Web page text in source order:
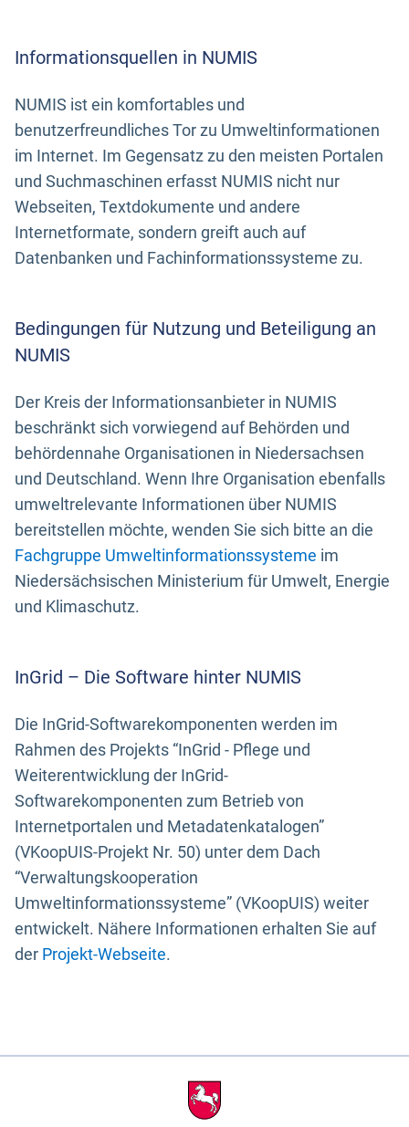
Informationsquellen in NUMIS
NUMIS ist ein komfortables und
benutzerfreundliches Tor zu Umweltinformationen
im Internet. Im Gegensatz zu den meisten Portalen
und Suchmaschinen erfasst NUMIS nicht nur
Webseiten, Textdokumente und andere
Internetformate, sondern greift auch auf
Datenbanken und Fachinformationssysteme zu.
Bedingungen für Nutzung und Beteiligung an
NUMIS
Der Kreis der Informationsanbieter in NUMIS
beschränkt sich vorwiegend auf Behörden und
behördennahe Organisationen in Niedersachsen
und Deutschland. Wenn Ihre Organisation ebenfalls
umweltrelevante Informationen über NUMIS
bereitstellen möchte, wenden Sie sich bitte an die
Fachgruppe Umweltinformationssysteme im
Niedersächsischen Ministerium für Umwelt, Energie
und Klimaschutz.
InGrid – Die Software hinter NUMIS
Die InGrid-Softwarekomponenten werden im
Rahmen des Projekts “InGrid - Pflege und
Weiterentwicklung der InGrid-
Softwarekomponenten zum Betrieb von
Internetportalen und Metadatenkatalogen”
(VKoopUIS-Projekt Nr. 50) unter dem Dach
“Verwaltungskooperation
Umweltinformationssysteme” (VKoopUIS) weiter
entwickelt. Nähere Informationen erhalten Sie auf
der Projekt-Webseite.